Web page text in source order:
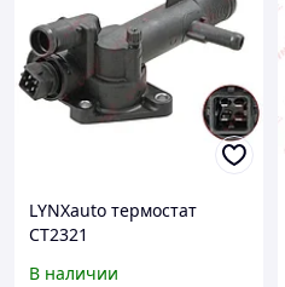
LYNXauto термостат
CT2321
В наличии